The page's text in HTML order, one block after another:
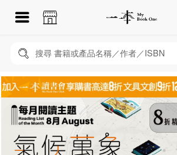
搜尋 書籍或產品名稱／作者／ISBN